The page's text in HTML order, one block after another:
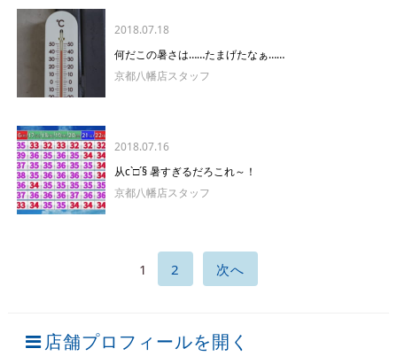
2018.07.18
何だこの暑さは……たまげたなぁ……
京都八幡店スタッフ
2018.07.16
从c`□´§ 暑すぎるだろこれ～！
京都八幡店スタッフ
1 2 次へ
店舗プロフィールを開く